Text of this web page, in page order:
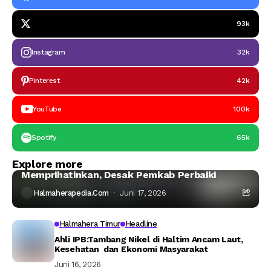
93k
Instagram 32k
Pinterest 42k
YouTube 100k
Spotify 65k
Explore more
Kondisi Asrama Mahasiswa Taliabu
Memprihatinkan, Desak Pemkab Perbaiki
Halmaherapedia.com Juni 17, 2026
Halmahera Timur Headline
Ahli IPB:Tambang Nikel di Haltim Ancam Laut,
Kesehatan dan Ekonomi Masyarakat
Juni 16, 2026